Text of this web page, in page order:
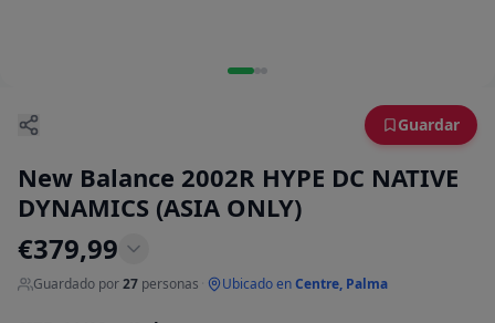
Guardar
New Balance 2002R HYPE DC NATIVE
DYNAMICS (ASIA ONLY)
€379,99
Guardado por27 personas Ubicado enCentre, Palma